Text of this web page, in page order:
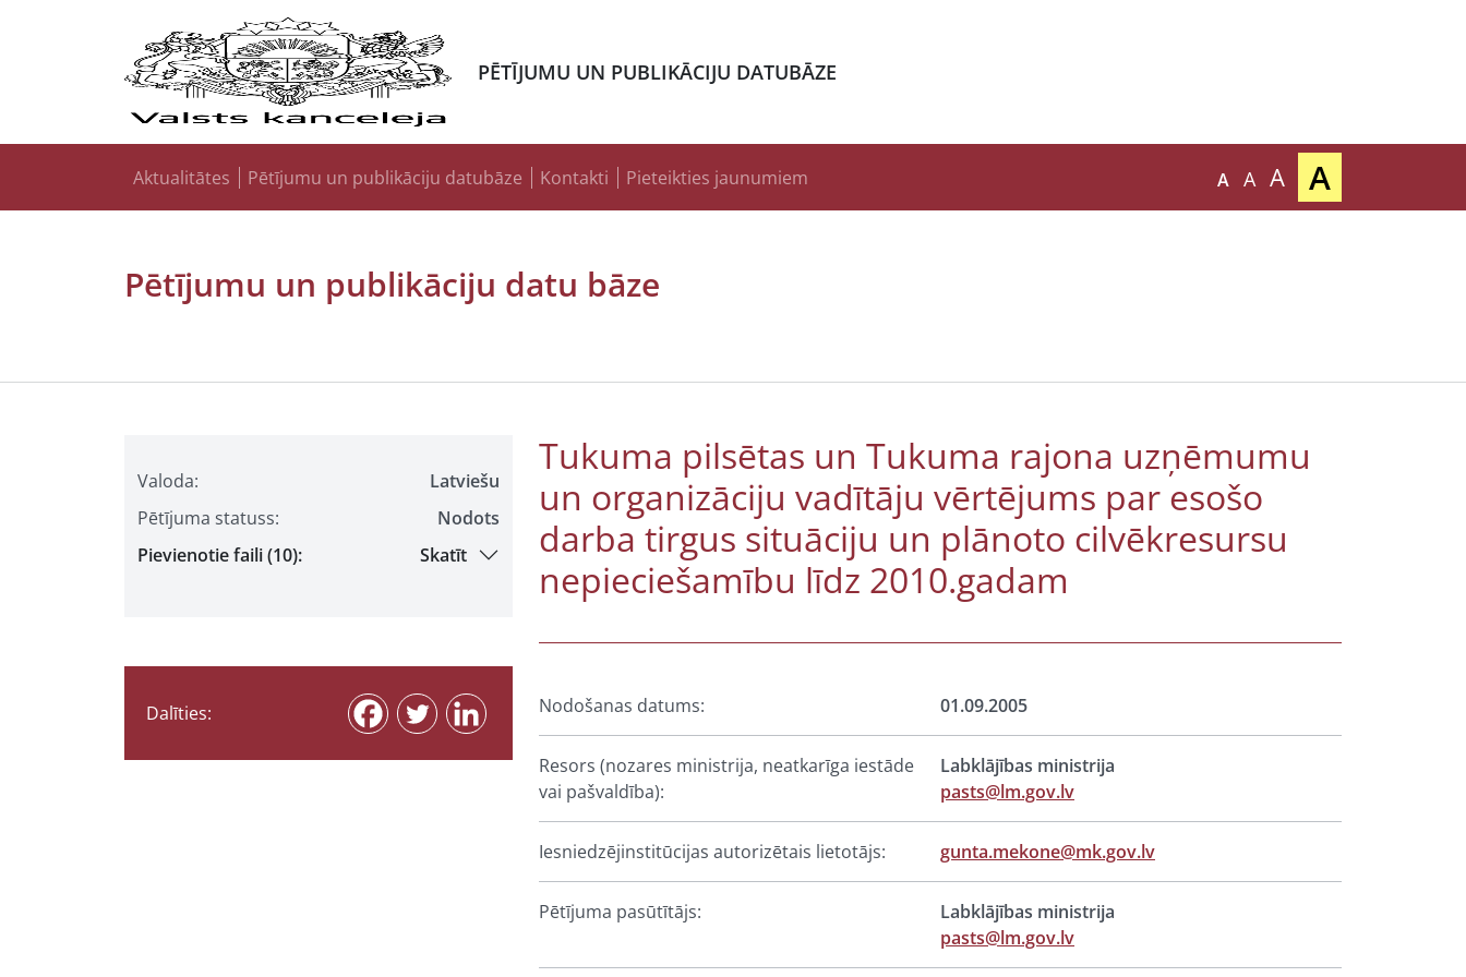
PĒTĪJUMU UN PUBLIKĀCIJU DATUBĀZE
Aktualitātes Pētījumu un publikāciju datubāze Kontakti Pieteikties jaunumiem A A A A
Pētījumu un publikāciju datu bāze
Valoda:
Latviešu
Pētījuma statuss:
Nodots
Pievienotie faili (10):
Skatīt
Dalīties:
Tukuma pilsētas un Tukuma rajona uzņēmumu
un organizāciju vadītāju vērtējums par esošo
darba tirgus situāciju un plānoto cilvēkresursu
nepieciešamību līdz 2010.gadam
Nodošanas datums: 01.09.2005
Resors (nozares ministrija, neatkarīga iestāde
vai pašvaldība):
Labklājības ministrija
pasts@lm.gov.lv
Iesniedzējinstitūcijas autorizētais lietotājs: gunta.mekone@mk.gov.lv
Pētījuma pasūtītājs:
Labklājības ministrija
pasts@lm.gov.lv